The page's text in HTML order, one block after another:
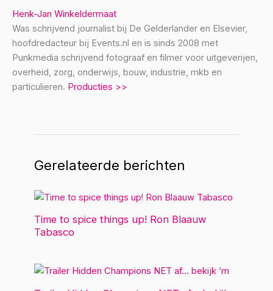
Henk-Jan Winkeldermaat
Was schrijvend journalist bij De Gelderlander en Elsevier,
hoofdredacteur bij Events.nl en is sinds 2008 met
Punkmedia schrijvend fotograaf en filmer voor uitgeverijen,
overheid, zorg, onderwijs, bouw, industrie, mkb en
particulieren. Producties >>
Gerelateerde berichten
Time to spice things up! Ron Blaauw
Tabasco